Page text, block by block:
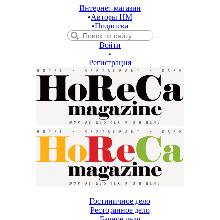
Интернет-магазин
•Авторы HM
•Подписка
Войти
•
Регистрация
Гостиничное дело
Ресторанное дело